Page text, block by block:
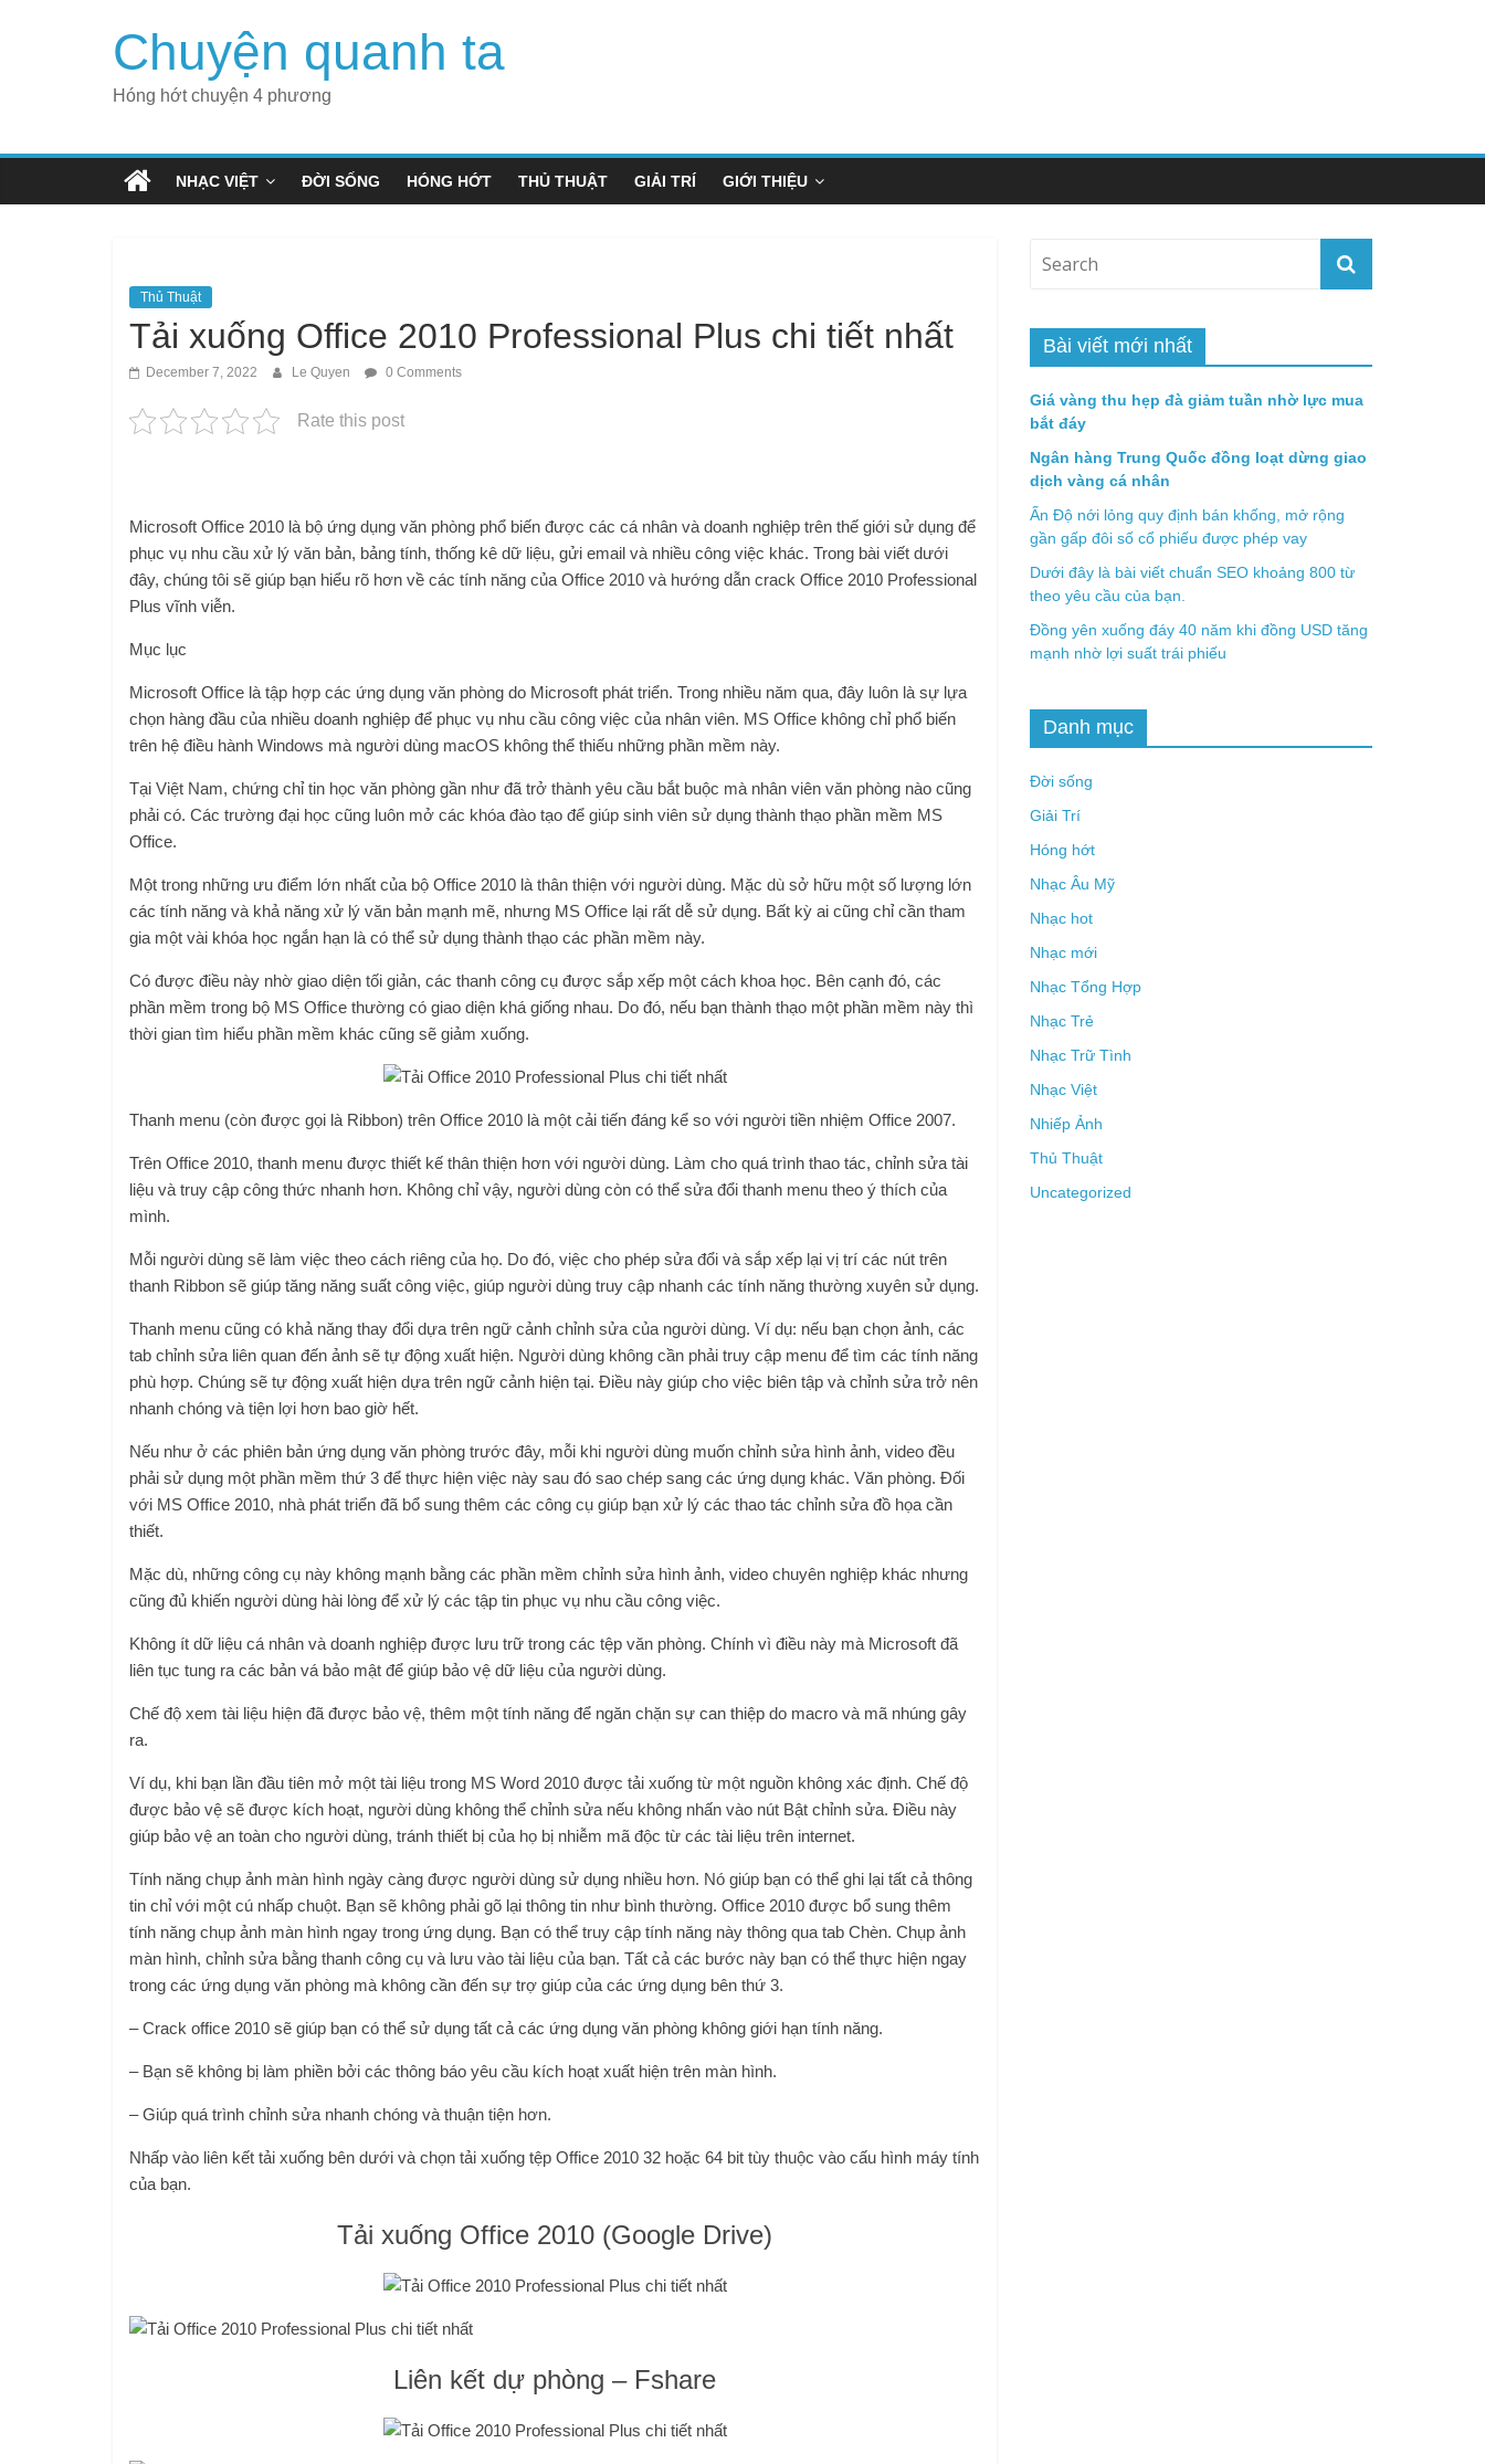
Chuyện quanh ta
Hóng hớt chuyện 4 phương
NHẠC VIỆT ĐỜI SỐNG HÓNG HỚT THỦ THUẬT GIẢI TRÍ GIỚI THIỆU
Thủ Thuật
Tải xuống Office 2010 Professional Plus chi tiết nhất
December 7, 2022 Le Quyen 0 Comments
Rate this post
Microsoft Office 2010 là bộ ứng dụng văn phòng phổ biến được các cá nhân và doanh nghiệp trên thế giới sử dụng để
phục vụ nhu cầu xử lý văn bản, bảng tính, thống kê dữ liệu, gửi email và nhiều công việc khác. Trong bài viết dưới
đây, chúng tôi sẽ giúp bạn hiểu rõ hơn về các tính năng của Office 2010 và hướng dẫn crack Office 2010 Professional
Plus vĩnh viễn.
Mục lục
Microsoft Office là tập hợp các ứng dụng văn phòng do Microsoft phát triển. Trong nhiều năm qua, đây luôn là sự lựa
chọn hàng đầu của nhiều doanh nghiệp để phục vụ nhu cầu công việc của nhân viên. MS Office không chỉ phổ biến
trên hệ điều hành Windows mà người dùng macOS không thể thiếu những phần mềm này.
Tại Việt Nam, chứng chỉ tin học văn phòng gần như đã trở thành yêu cầu bắt buộc mà nhân viên văn phòng nào cũng
phải có. Các trường đại học cũng luôn mở các khóa đào tạo để giúp sinh viên sử dụng thành thạo phần mềm MS
Office.
Một trong những ưu điểm lớn nhất của bộ Office 2010 là thân thiện với người dùng. Mặc dù sở hữu một số lượng lớn
các tính năng và khả năng xử lý văn bản mạnh mẽ, nhưng MS Office lại rất dễ sử dụng. Bất kỳ ai cũng chỉ cần tham
gia một vài khóa học ngắn hạn là có thể sử dụng thành thạo các phần mềm này.
Có được điều này nhờ giao diện tối giản, các thanh công cụ được sắp xếp một cách khoa học. Bên cạnh đó, các
phần mềm trong bộ MS Office thường có giao diện khá giống nhau. Do đó, nếu bạn thành thạo một phần mềm này thì
thời gian tìm hiểu phần mềm khác cũng sẽ giảm xuống.
Thanh menu (còn được gọi là Ribbon) trên Office 2010 là một cải tiến đáng kể so với người tiền nhiệm Office 2007.
Trên Office 2010, thanh menu được thiết kế thân thiện hơn với người dùng. Làm cho quá trình thao tác, chỉnh sửa tài
liệu và truy cập công thức nhanh hơn. Không chỉ vậy, người dùng còn có thể sửa đổi thanh menu theo ý thích của
mình.
Mỗi người dùng sẽ làm việc theo cách riêng của họ. Do đó, việc cho phép sửa đổi và sắp xếp lại vị trí các nút trên
thanh Ribbon sẽ giúp tăng năng suất công việc, giúp người dùng truy cập nhanh các tính năng thường xuyên sử dụng.
Thanh menu cũng có khả năng thay đổi dựa trên ngữ cảnh chỉnh sửa của người dùng. Ví dụ: nếu bạn chọn ảnh, các
tab chỉnh sửa liên quan đến ảnh sẽ tự động xuất hiện. Người dùng không cần phải truy cập menu để tìm các tính năng
phù hợp. Chúng sẽ tự động xuất hiện dựa trên ngữ cảnh hiện tại. Điều này giúp cho việc biên tập và chỉnh sửa trở nên
nhanh chóng và tiện lợi hơn bao giờ hết.
Nếu như ở các phiên bản ứng dụng văn phòng trước đây, mỗi khi người dùng muốn chỉnh sửa hình ảnh, video đều
phải sử dụng một phần mềm thứ 3 để thực hiện việc này sau đó sao chép sang các ứng dụng khác. Văn phòng. Đối
với MS Office 2010, nhà phát triển đã bổ sung thêm các công cụ giúp bạn xử lý các thao tác chỉnh sửa đồ họa cần
thiết.
Mặc dù, những công cụ này không mạnh bằng các phần mềm chỉnh sửa hình ảnh, video chuyên nghiệp khác nhưng
cũng đủ khiến người dùng hài lòng để xử lý các tập tin phục vụ nhu cầu công việc.
Không ít dữ liệu cá nhân và doanh nghiệp được lưu trữ trong các tệp văn phòng. Chính vì điều này mà Microsoft đã
liên tục tung ra các bản vá bảo mật để giúp bảo vệ dữ liệu của người dùng.
Chế độ xem tài liệu hiện đã được bảo vệ, thêm một tính năng để ngăn chặn sự can thiệp do macro và mã nhúng gây
ra.
Ví dụ, khi bạn lần đầu tiên mở một tài liệu trong MS Word 2010 được tải xuống từ một nguồn không xác định. Chế độ
được bảo vệ sẽ được kích hoạt, người dùng không thể chỉnh sửa nếu không nhấn vào nút Bật chỉnh sửa. Điều này
giúp bảo vệ an toàn cho người dùng, tránh thiết bị của họ bị nhiễm mã độc từ các tài liệu trên internet.
Tính năng chụp ảnh màn hình ngày càng được người dùng sử dụng nhiều hơn. Nó giúp bạn có thể ghi lại tất cả thông
tin chỉ với một cú nhấp chuột. Bạn sẽ không phải gõ lại thông tin như bình thường. Office 2010 được bổ sung thêm
tính năng chụp ảnh màn hình ngay trong ứng dụng. Bạn có thể truy cập tính năng này thông qua tab Chèn. Chụp ảnh
màn hình, chỉnh sửa bằng thanh công cụ và lưu vào tài liệu của bạn. Tất cả các bước này bạn có thể thực hiện ngay
trong các ứng dụng văn phòng mà không cần đến sự trợ giúp của các ứng dụng bên thứ 3.
– Crack office 2010 sẽ giúp bạn có thể sử dụng tất cả các ứng dụng văn phòng không giới hạn tính năng.
– Bạn sẽ không bị làm phiền bởi các thông báo yêu cầu kích hoạt xuất hiện trên màn hình.
– Giúp quá trình chỉnh sửa nhanh chóng và thuận tiện hơn.
Nhấp vào liên kết tải xuống bên dưới và chọn tải xuống tệp Office 2010 32 hoặc 64 bit tùy thuộc vào cấu hình máy tính
của bạn.
Tải xuống Office 2010 (Google Drive)
Liên kết dự phòng – Fshare
Bài viết mới nhất
Giá vàng thu hẹp đà giảm tuần nhờ lực mua
bắt đáy
Ngân hàng Trung Quốc đồng loạt dừng giao
dịch vàng cá nhân
Ấn Độ nới lỏng quy định bán khống, mở rộng
gần gấp đôi số cổ phiếu được phép vay
Dưới đây là bài viết chuẩn SEO khoảng 800 từ
theo yêu cầu của bạn.
Đồng yên xuống đáy 40 năm khi đồng USD tăng
mạnh nhờ lợi suất trái phiếu
Danh mục
Đời sống
Giải Trí
Hóng hớt
Nhạc Âu Mỹ
Nhạc hot
Nhạc mới
Nhạc Tổng Hợp
Nhạc Trẻ
Nhạc Trữ Tình
Nhạc Việt
Nhiếp Ảnh
Thủ Thuật
Uncategorized